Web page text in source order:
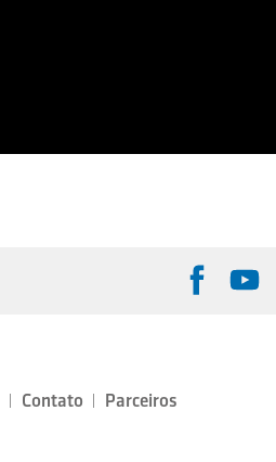
Contato Parceiros